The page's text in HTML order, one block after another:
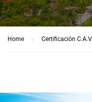
Home Certificación